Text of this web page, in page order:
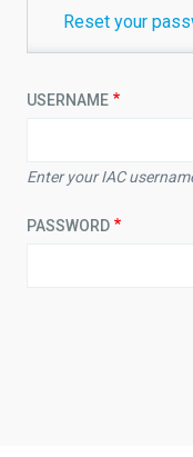
Reset your
USERNAME
Enter your IAC
PASSWORD